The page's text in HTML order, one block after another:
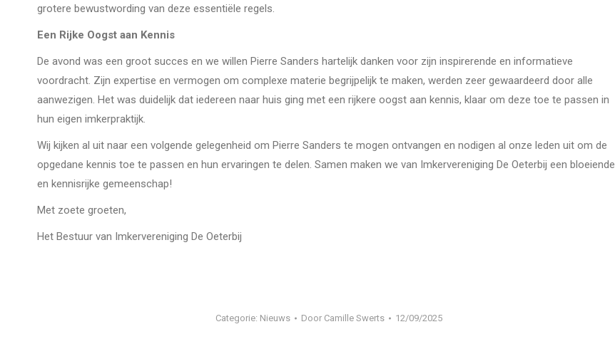
grotere bewustwording van deze essentiële regels.
Een Rijke Oogst aan Kennis
De avond was een groot succes en we willen Pierre Sanders hartelijk danken voor zijn inspirerende en informatieve
voordracht. Zijn expertise en vermogen om complexe materie begrijpelijk te maken, werden zeer gewaardeerd door alle
aanwezigen. Het was duidelijk dat iedereen naar huis ging met een rijkere oogst aan kennis, klaar om deze toe te passen in
hun eigen imkerpraktijk.
Wij kijken al uit naar een volgende gelegenheid om Pierre Sanders te mogen ontvangen en nodigen al onze leden uit om de
opgedane kennis toe te passen en hun ervaringen te delen. Samen maken we van Imkervereniging De Oeterbij een bloeiende
en kennisrijke gemeenschap!
Met zoete groeten,
Het Bestuur van Imkervereniging De Oeterbij
Categorie: Nieuws Door Camille Swerts 12/09/2025